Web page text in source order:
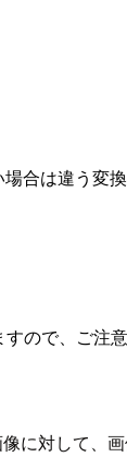
合は違う
ので、ご注意
に対して、